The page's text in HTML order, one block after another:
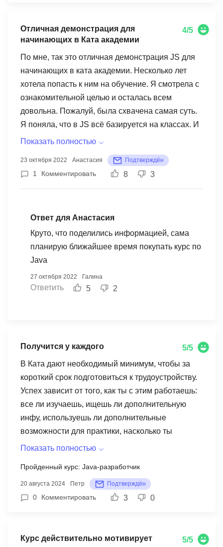
Отличная демонстрация для
начинающих в Ката академии
4/5
По мне, так это отличная демонстрация JS для
начинающих в ката академии. Несколько лет
хотела попасть к ним на обучение. Я смотрела с
ознакомительной целью и осталась всем
довольна. Пожалуй, была схвачена самая суть.
Я поняла, что в JS всё базируется на классах. И
что в JS есть компилятор, который позволяет
Порадовали простые аналогии и даже
универсальные шутки-лайфхаки ("Компилятор
делает платформозависимый код" и "Вы же
процесс...") Преподаватель харизматичен и
суров, но очень просто и с душой излагает свою
мысль, ответы на вопросы слушателей, что для
меня странно, давались прямо письменно в
чате. Отдельно отмечу подготовку к занятию -
необходимые ссылки, список литературы - всё
посмотрела в записи спустя пару недель. На
вебинаре я спросила, были ли примеры
использования языка, на что получила ответ
"Сначала посмотрите, потом спрашивайте."
Теперь я посмотрела, так вот, их не было. Не
проблема загуглить, но, как говорится, осадочек
остался от Ката.
Показать полностью
23 октября 2022 Анастасия Подтверждён
1 Комментировать 8 3
Ответ для Анастасия
Круто, что поделились информацией, сама
планирую ближайшее время покупать курс по
Java
27 октября 2022 Галина
Ответить 5 2
Получится у каждого
5/5
В Ката дают необходимый минимум, чтобы за
короткий срок подготовиться к трудоустройству.
Успех зависит от того, как ты с этим работаешь:
все ли изучаешь, ищешь ли дополнительную
инфу, используешь ли дополнительные
возможности для практики, насколько ты
погружен в обучение и заинтересован в
поэтому я на 7 месяцев сфокусировался на
обучении, дополнительно практиковался в
проектах с открытым кодом, свое что то
Показать полностью
Пройденный курс: Java-разработчик
20 августа 2024 Петр Подтверждён
0 Комментировать 3 0
Курс действительно мотивирует
5/5